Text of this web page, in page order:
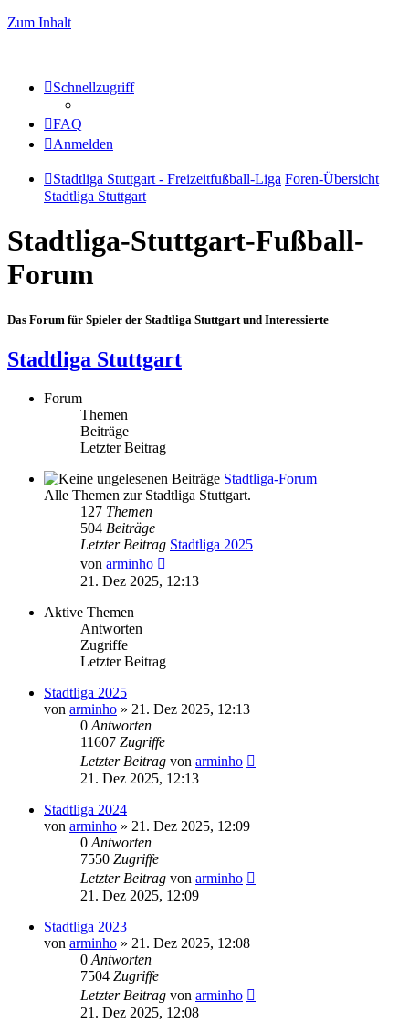
Zum Inhalt
Schnellzugriff
FAQ
Anmelden
Stadtliga Stuttgart - Freizeitfußball-Liga Foren-Übersicht
Stadtliga Stuttgart
Stadtliga-Stuttgart-Fußball-
Forum
Das Forum für Spieler der Stadtliga Stuttgart und Interessierte
Stadtliga Stuttgart
Forum
Themen
Beiträge
Letzter Beitrag
Stadtliga-Forum
Alle Themen zur Stadtliga Stuttgart.
127 Themen
504 Beiträge
Letzter Beitrag Stadtliga 2025
von arminho
Beitrag
21. Dez 2025, 12:13
Aktive Themen
Antworten
Zugriffe
Letzter Beitrag
Stadtliga 2025
von arminho » 21. Dez 2025, 12:13
0 Antworten
11607 Zugriffe
Letzter Beitrag von arminho
21. Dez 2025, 12:13
Stadtliga 2024
von arminho » 21. Dez 2025, 12:09
0 Antworten
7550 Zugriffe
Letzter Beitrag von arminho
21. Dez 2025, 12:09
Stadtliga 2023
von arminho » 21. Dez 2025, 12:08
0 Antworten
7504 Zugriffe
Letzter Beitrag von arminho
21. Dez 2025, 12:08